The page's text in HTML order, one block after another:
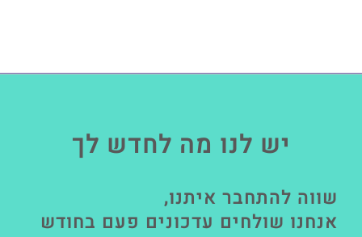
יש לנו מה לחדש לך
שווה להתחבר איתנו,
אנחנו שולחים עדכונים פעם בחודש